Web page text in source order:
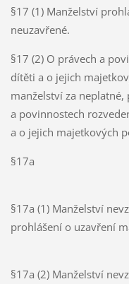
§17 (1) Manželství
neuzavřené.
§17 (2) O právech a
dítěti a o jejich
manželství za
a povinnostech
a o jejich majetkových
§17a
§17a (1) Manželství
prohlášení o uzavření
§17a (2) Manželství